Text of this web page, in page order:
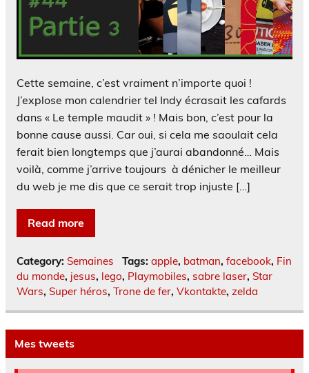
Cette semaine, c’est vraiment n’importe quoi !
J’explose mon calendrier tel Indy écrasait les cafards
dans « Le temple maudit » ! Mais bon, c’est pour la
bonne cause aussi. Car oui, si cela me saoulait cela
ferait bien longtemps que j’aurai abandonné… Mais
voilà, comme j’arrive toujours à dénicher le meilleur
du web je me dis que ce serait trop injuste […]
Read more
Category: Semaines Tags: apple, batman, facebook, Fin
du monde, jesus, lego, Playmobiles, sabre laser, Star
Wars, Super héros, Trone de fer, Vkontakte, zelda
Mes tweets